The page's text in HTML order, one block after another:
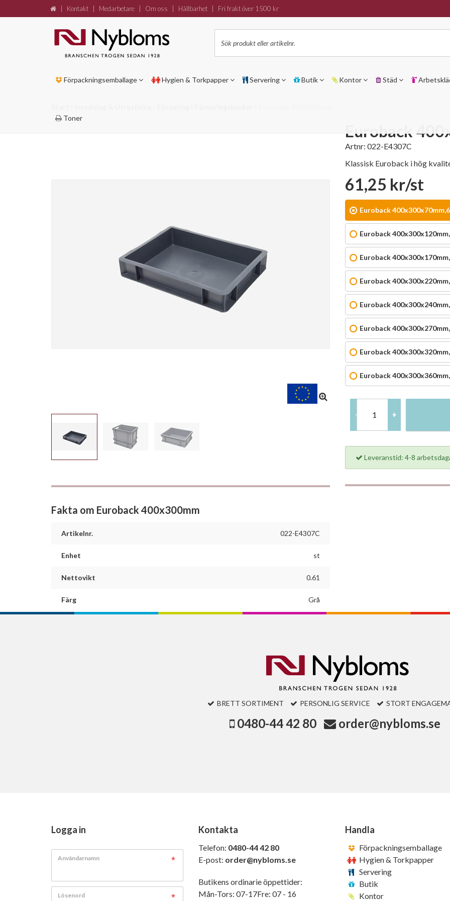
Fakta om Euroback 400x300mm
Artikelnr. 022-E4307C
Enhet st
Nettovikt 0.61
Färg Grå
Euroback
Artnr: 022-E4307C
Klassisk Euroback i hög
61,25 kr/st
Euroback
Euroback
Euroback
Euroback
Euroback
Euroback
Euroback
Euroback
- +
Leveranstid: 4-8
BRETT SORTIMENT PERSONLIG SERVICE STORT
0480-44 42 80 order@nybloms.se
Logga in
Användarnamn
Lösenord
Kontakta
Telefon: 0480-44 42 80
E-post: order@nybloms.se
Butikens ordinarie öppettider:
Mån-Tors: 07-17Fre: 07 - 16
Handla
Förpackningsemballage
Hygien & Torkpapper
Servering
Butik
Kontor
Kontakt Medarbetare Om oss Hållbarhet Fri frakt över 1500 kr
Förpackningsemballage Hygien & Torkpapper Servering Butik Kontor Städ
Toner